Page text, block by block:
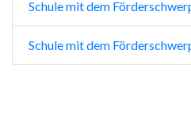
Schule mit dem
Schule mit dem